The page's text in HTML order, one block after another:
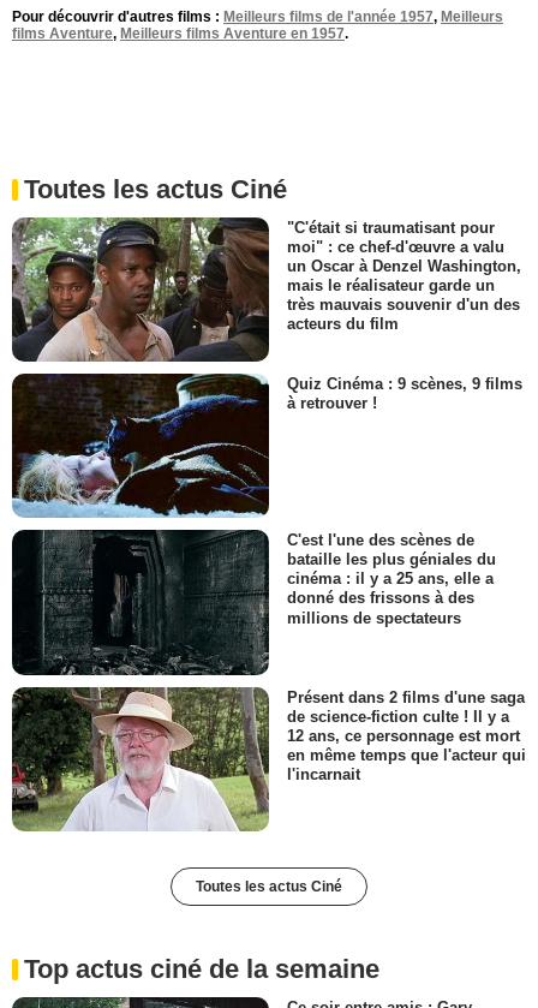
Pour découvrir d'autres films : Meilleurs films de l'année 1957, Meilleurs
films Aventure, Meilleurs films Aventure en 1957.
Toutes les actus Ciné
"C'était si traumatisant pour
moi" : ce chef-d'œuvre a valu
un Oscar à Denzel Washington,
mais le réalisateur garde un
très mauvais souvenir d'un des
acteurs du film
Quiz Cinéma : 9 scènes, 9 films
à retrouver !
C'est l'une des scènes de
bataille les plus géniales du
cinéma : il y a 25 ans, elle a
donné des frissons à des
millions de spectateurs
Présent dans 2 films d'une saga
de science-fiction culte ! Il y a
12 ans, ce personnage est mort
en même temps que l'acteur qui
l'incarnait
Toutes les actus Ciné
Top actus ciné de la semaine